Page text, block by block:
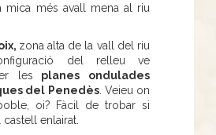
mica més avall mena al riu
zona alta de la vall del riu
del relleu ve
les planes ondulades
del Penedès. Veieu on
oi? Fàcil de trobar si
enlairat.